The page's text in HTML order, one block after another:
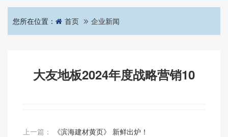
您所在位置： 首页 企业新闻
大友地板2024年度战略营销10
上一篇：
《滨海建材黄页》 新鲜出炉！